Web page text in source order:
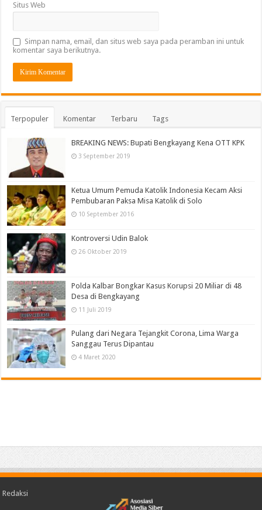
Situs Web
Simpan nama, email, dan situs web saya pada peramban ini untuk
komentar saya berikutnya.
Terpopuler Komentar Terbaru Tags
BREAKING NEWS: Bupati Bengkayang Kena OTT KPK
3 September 2019
Ketua Umum Pemuda Katolik Indonesia Kecam Aksi
Pembubaran Paksa Misa Katolik di Solo
10 September 2016
Kontroversi Udin Balok
26 Oktober 2019
Polda Kalbar Bongkar Kasus Korupsi 20 Miliar di 48
Desa di Bengkayang
11 Juli 2019
Pulang dari Negara Tejangkit Corona, Lima Warga
Sanggau Terus Dipantau
4 Maret 2020
Redaksi